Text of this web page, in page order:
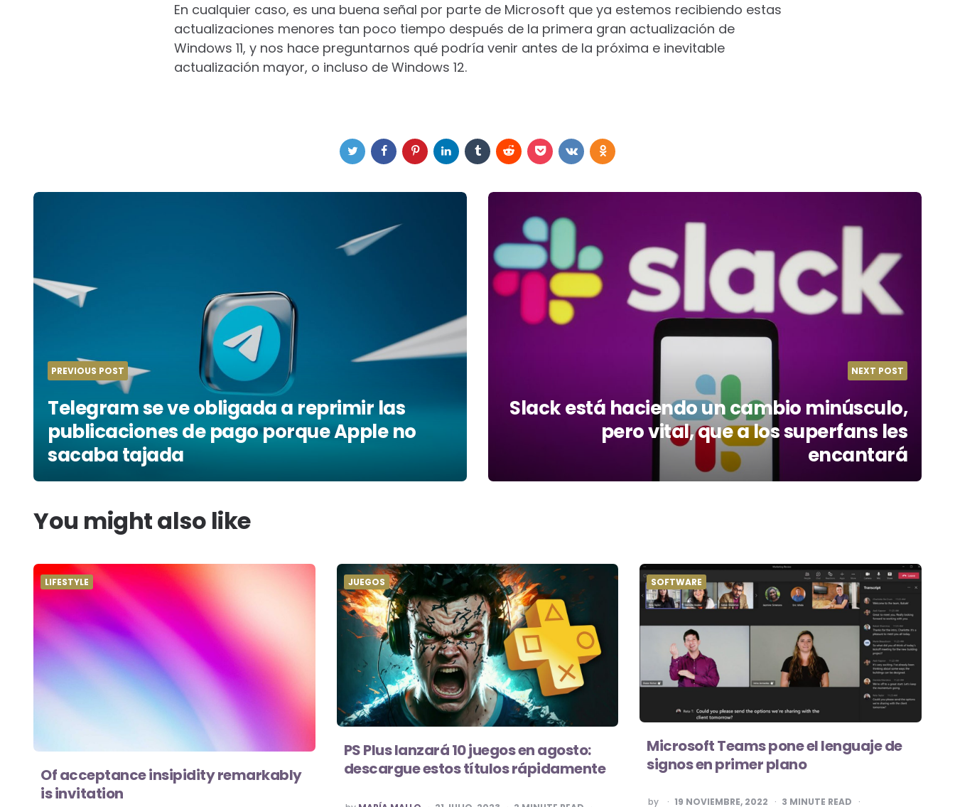
En cualquier caso, es una buena señal por parte de Microsoft que ya estemos recibiendo estas
actualizaciones menores tan poco tiempo después de la primera gran actualización de
Windows 11, y nos hace preguntarnos qué podría venir antes de la próxima e inevitable
actualización mayor, o incluso de Windows 12.
Post
PREVIOUS POST
Telegram se ve obligada a reprimir las
publicaciones de pago porque Apple no
sacaba tajada
NEXT POST
Slack está haciendo un cambio minúsculo,
pero vital, que a los superfans les
encantará
You might also like
LIFESTYLE
Of acceptance insipidity remarkably
is invitation
JUEGOS
PS Plus lanzará 10 juegos en agosto:
descargue estos títulos rápidamente
SOFTWARE
Microsoft Teams pone el lenguaje de
signos en primer plano
POSTED
by 19 NOVIEMBRE, 2022 3 MINUTE READ